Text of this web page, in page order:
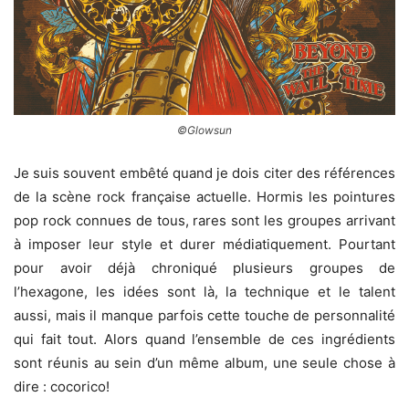
©Glowsun
Je suis souvent embêté quand je dois citer des références
de la scène rock française actuelle. Hormis les pointures
pop rock connues de tous, rares sont les groupes arrivant
à imposer leur style et durer médiatiquement. Pourtant
pour avoir déjà chroniqué plusieurs groupes de
l’hexagone, les idées sont là, la technique et le talent
aussi, mais il manque parfois cette touche de personnalité
qui fait tout. Alors quand l’ensemble de ces ingrédients
sont réunis au sein d’un même album, une seule chose à
dire : cocorico!